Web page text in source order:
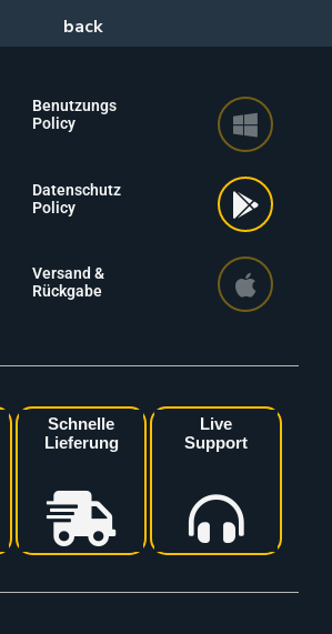
Benutzungs
Policy
Datenschutz
Policy
Versand &
Rückgabe
Schnelle
Lieferung
Live
Support